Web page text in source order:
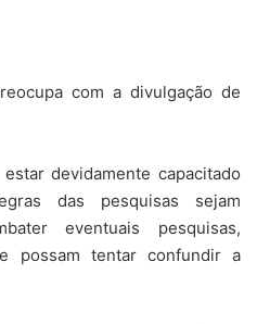
com a divulgação de
devidamente capacitado
das pesquisas sejam
eventuais pesquisas,
possam tentar confundir a